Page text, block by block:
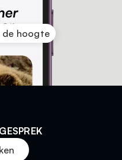
de hoogte